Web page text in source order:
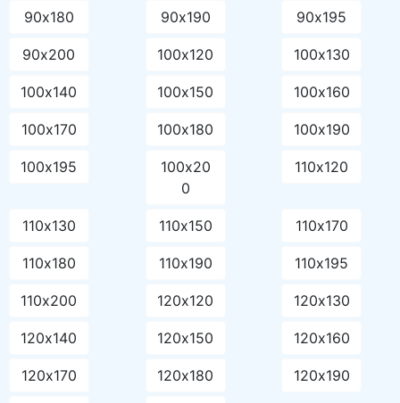
90х180 90х190 90х195
90х200 100х120 100х130
100х140 100х150 100х160
100х170 100х180 100х190
100х195
100х20
0
110х120
110х130 110х150 110х170
110х180 110х190 110х195
110х200 120х120 120х130
120х140 120х150 120х160
120х170 120х180 120х190